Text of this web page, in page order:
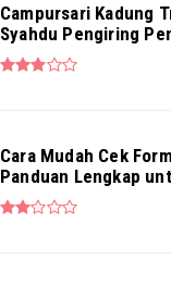
Campursari Kadung
Syahdu Pengiring
Cara Mudah Cek
Panduan Lengkap